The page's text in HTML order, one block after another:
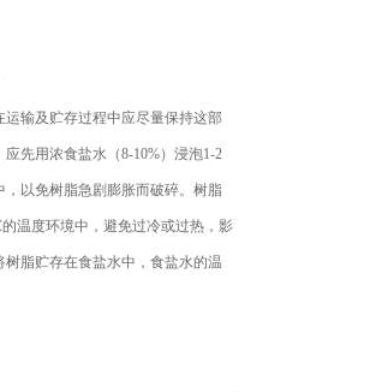
输及贮存过程中应尽量保持这部
先用浓食盐水（8-10%）浸泡1-2
以免树脂急剧膨胀而破碎。树脂
温度环境中，避免过冷或过热，影
脂贮存在食盐水中，食盐水的温